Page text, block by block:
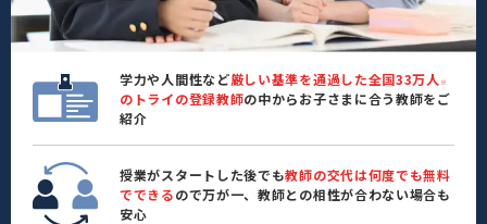
学力や人間性など厳しい基準を通過した全国33万人 ※
のトライの登録教師の中からお子さまに合う教師をご
紹介
授業がスタートした後でも教師の交代は何度でも無料
でできるので万が一、教師との相性が合わない場合も
安心